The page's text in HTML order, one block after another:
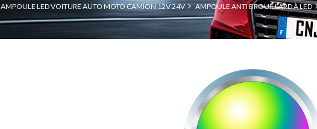
AMPOULE LED VOITURE AUTO MOTO CAMION 12V 24V AMPOULE ANTI BROUILLARD À LED